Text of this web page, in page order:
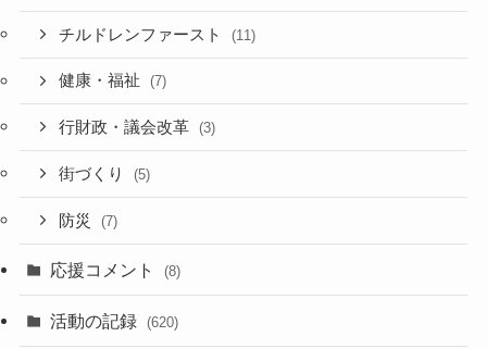
チルドレンファースト (11)
健康・福祉 (7)
行財政・議会改革 (3)
街づくり (5)
防災 (7)
応援コメント (8)
活動の記録 (620)